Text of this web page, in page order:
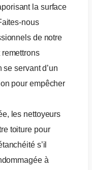
la surface
nous
de notre
servant d’un
pour empêcher
les nettoyeurs
toiture pour
s’il
à